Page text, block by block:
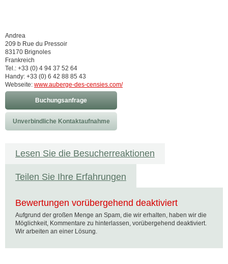
Andrea
209 b Rue du Pressoir
83170 Brignoles
Frankreich
Tel.: +33 (0) 4 94 37 52 64
Handy: +33 (0) 6 42 88 85 43
Webseite: www.auberge-des-censies.com/
Buchungsanfrage
Unverbindliche Kontaktaufnahme
Lesen Sie die Besucherreaktionen
Teilen Sie Ihre Erfahrungen
Bewertungen vorübergehend deaktiviert
Aufgrund der großen Menge an Spam, die wir erhalten, haben wir die
Möglichkeit, Kommentare zu hinterlassen, vorübergehend deaktiviert.
Wir arbeiten an einer Lösung.